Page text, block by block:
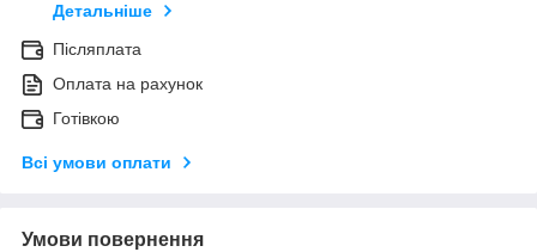
Детальніше
Післяплата
Оплата на рахунок
Готівкою
Всі умови оплати
Умови повернення